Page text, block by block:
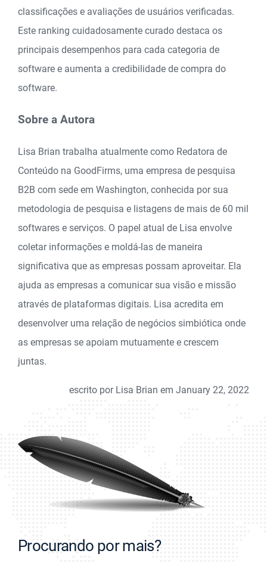
classificações e avaliações de usuários verificadas.
Este ranking cuidadosamente curado destaca os
principais desempenhos para cada categoria de
software e aumenta a credibilidade de compra do
software.
Sobre a Autora
Lisa Brian trabalha atualmente como Redatora de
Conteúdo na GoodFirms, uma empresa de pesquisa
B2B com sede em Washington, conhecida por sua
metodologia de pesquisa e listagens de mais de 60 mil
softwares e serviços. O papel atual de Lisa envolve
coletar informações e moldá-las de maneira
significativa que as empresas possam aproveitar. Ela
ajuda as empresas a comunicar sua visão e missão
através de plataformas digitais. Lisa acredita em
desenvolver uma relação de negócios simbiótica onde
as empresas se apoiam mutuamente e crescem
juntas.
escrito por Lisa Brian em January 22, 2022
Procurando por mais?